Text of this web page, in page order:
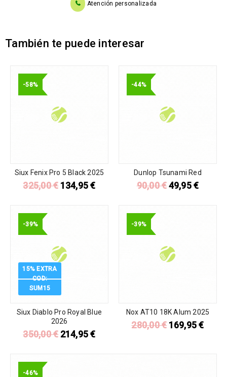
Atención personalizada
También te puede interesar
-58%
Siux Fenix Pro 5 Black 2025
325,00€ 134,95€
-44%
Dunlop Tsunami Red
90,00€49,95€
-39%
15% EXTRA
COD:
SUM15
Siux Diablo Pro Royal Blue
2026
350,00€ 214,95€
-39%
Nox AT10 18K Alum 2025
280,00€ 169,95€
-46%